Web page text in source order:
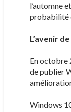
l’automne
probabilité
L’avenir
En
de publier
Windows